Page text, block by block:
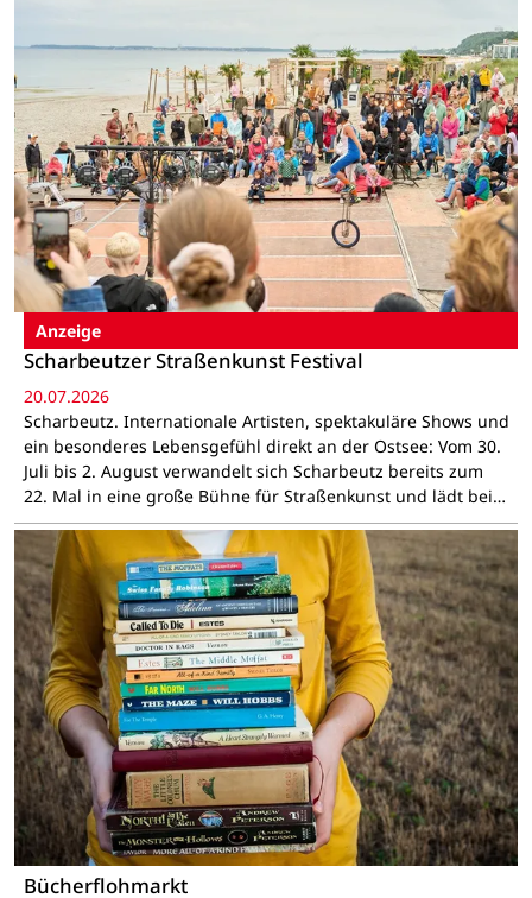
Anzeige
Scharbeutzer Straßenkunst Festival
20.07.2026
Scharbeutz. Internationale Artisten, spektakuläre Shows und
ein besonderes Lebensgefühl direkt an der Ostsee: Vom 30.
Juli bis 2. August verwandelt sich Scharbeutz bereits zum
22. Mal in eine große Bühne für Straßenkunst und lädt bei…
Bücherflohmarkt